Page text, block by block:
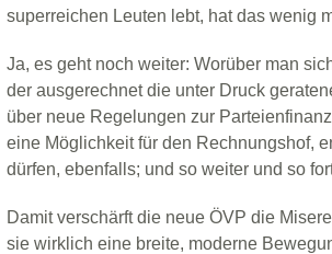
superreichen Leuten lebt, hat das wenig
Ja, es geht noch weiter: Worüber man
der ausgerechnet die unter Druck
über neue Regelungen zur
eine Möglichkeit für den Rechnungshof,
dürfen, ebenfalls; und so weiter und so
Damit verschärft die neue ÖVP die
sie wirklich eine breite, moderne